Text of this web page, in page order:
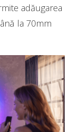
adăugarea
la 70mm